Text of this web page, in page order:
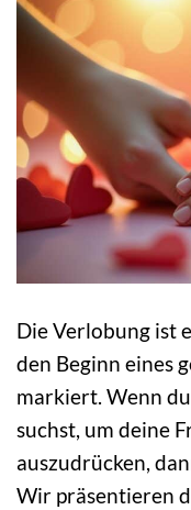
Die Verlobung ist
den Beginn eines
markiert. Wenn
suchst, um deine
auszudrücken,
Wir präsentieren